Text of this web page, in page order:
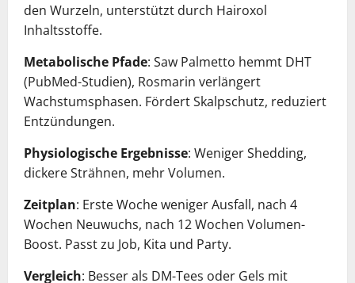
den Wurzeln, unterstützt durch Hairoxol
Inhaltsstoffe.
Metabolische Pfade: Saw Palmetto hemmt DHT
(PubMed-Studien), Rosmarin verlängert
Wachstumsphasen. Fördert Skalpschutz, reduziert
Entzündungen.
Physiologische Ergebnisse: Weniger Shedding,
dickere Strähnen, mehr Volumen.
Zeitplan: Erste Woche weniger Ausfall, nach 4
Wochen Neuwuchs, nach 12 Wochen Volumen-
Boost. Passt zu Job, Kita und Party.
Vergleich: Besser als DM-Tees oder Gels mit